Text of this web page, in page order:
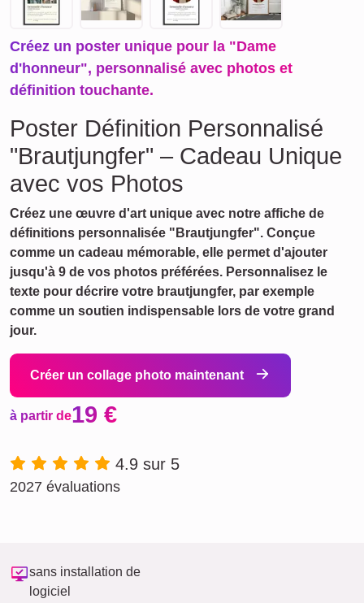
Créez un poster unique pour la "Dame
d'honneur", personnalisé avec photos et
définition touchante.
Poster Définition Personnalisé
"Brautjungfer" – Cadeau Unique
avec vos Photos
Créez une œuvre d'art unique avec notre affiche de
définitions personnalisée "Brautjungfer". Conçue
comme un cadeau mémorable, elle permet d'ajouter
jusqu'à 9 de vos photos préférées. Personnalisez le
texte pour décrire votre brautjungfer, par exemple
comme un soutien indispensable lors de votre grand
jour.
Créer un collage photo maintenant
à partir de19 €
4.9 sur 5
2027 évaluations
sans installation de
logiciel